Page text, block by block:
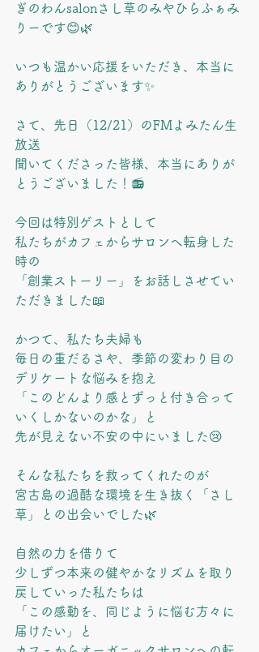
ぎのわんsalonさし草のみやひらふぁみ
りーです😊🌿
いつも温かい応援をいただき、本当に
ありがとうございます✨
さて、先日（12/21）のFMよみたん生
放送
聞いてくださった皆様、本当にありが
とうございました！📻
今回は特別ゲストとして
私たちがカフェからサロンへ転身した
時の
「創業ストーリー」をお話しさせてい
ただきました📖
かつて、私たち夫婦も
毎日の重だるさや、季節の変わり目の
デリケートな悩みを抱え
「このどんより感とずっと付き合って
いくしかないのかな」と
先が見えない不安の中にいました😢
そんな私たちを救ってくれたのが
宮古島の過酷な環境を生き抜く「さし
草」との出会いでした🌿
自然の力を借りて
少しずつ本来の健やかなリズムを取り
戻していった私たちは
「この感動を、同じように悩む方々に
届けたい」と